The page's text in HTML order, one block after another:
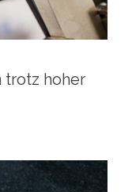
trotz hoher